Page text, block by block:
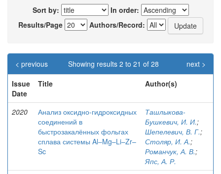
Sort by:
In order:
Results/Page
Authors/Record:
Showing results 2 to 21 of 28
< previous
next >
Issue
Date
Title Author(s)
2020
Анализ оксидно-гидроксидных
соединений в
быстрозакалённых фольгах
сплава системы Al‒Mg–Li–Zr–
Sc
Ташлыкова-
Бушкевич, И. И.;
Шепелевич, В. Г.;
Столяр, И. А.;
Романчук, А. В.;
Япс, А. Р.